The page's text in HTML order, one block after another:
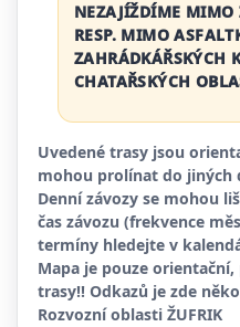
NEZAJÍŽDÍME MIMO
RESP. MIMO
ZAHRÁDKÁŘSKÝCH
CHATAŘSKÝCH
Uvedené trasy jsou
mohou prolínat do jiných
Denní závozy se mohou
čas závozu (frekvence
termíny hledejte v
Mapa je pouze
trasy!! Odkazů je zde
Rozvozní oblasti ŽUFRIK